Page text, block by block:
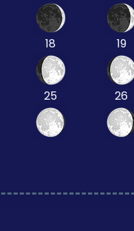
18 19
25 26